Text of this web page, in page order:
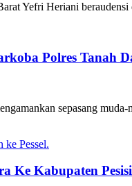
Yefri Heriani
Polres Tanah
sepasang
Ke Kabupaten